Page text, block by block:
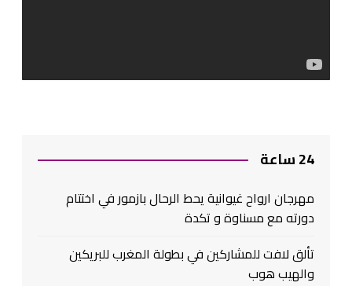
24 ساعة
مهرجان ارواح غيوانية يحط الرحال بازمور في اختتام
دورته مع مسناوة و تكدة
تألق لافت للمشاركين في بطولة المغرب للبريكين
والهيب هوب